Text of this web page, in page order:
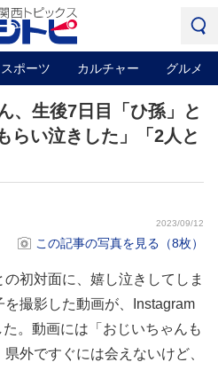
スポーツ カルチャー グルメ
、生後7日目「ひ孫」と
い泣きした」「2人と
2023/09/12
この記事の写真を見る（8枚）
初対面に、嬉し泣きしてしま
撮影した動画が、Instagram
。動画には「おじいちゃんも
外ですぐには会えないけど、